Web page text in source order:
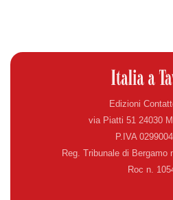
Edizioni
via Piatti 51 24030
P.IVA
Reg. Tribunale di Bergamo
Roc n.